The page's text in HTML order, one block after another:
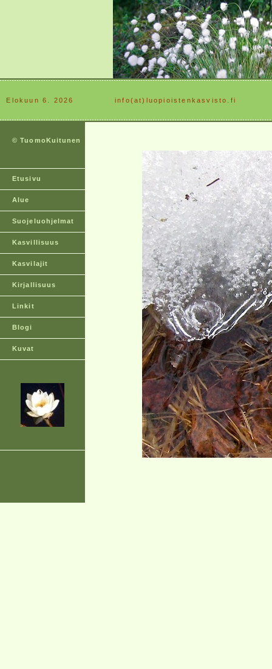
Elokuun 6. 2026 ............info(at)luopioistenkasvisto.fi
© TuomoKuitunen
Etusivu
Alue
Suojeluohjelmat
Kasvillisuus
Kasvilajit
Kirjallisuus
Linkit
Blogi
Kuvat